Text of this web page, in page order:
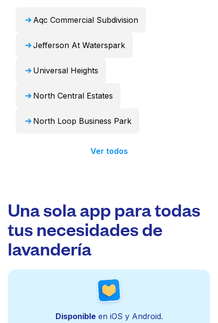
Aqc Commercial Subdivision
Jefferson At Waterspark
Universal Heights
North Central Estates
North Loop Business Park
Ver todos
Una sola app para todas
tus necesidades de
lavandería
Disponibleen iOS y Android.